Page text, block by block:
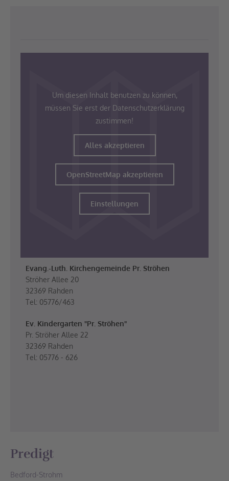
Um diesen Inhalt benutzen zu können,
müssen Sie erst der Datenschutzerklärung
zustimmen!
Alles akzeptieren
OpenStreetMap akzeptieren
Einstellungen
Evang.-Luth. Kirchengemeinde Pr. Ströhen
Ströher Allee 20
32369 Rahden
Tel: 05776/463
Ev. Kindergarten "Pr. Ströhen"
Pr. Ströher Allee 22
32369 Rahden
Tel: 05776 - 626
Predigt
Bedford-Strohm